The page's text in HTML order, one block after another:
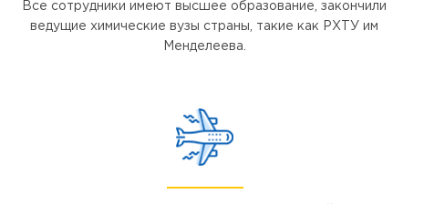
Все сотрудники имеют высшее образование, закончили
ведущие химические вузы страны, такие как РХТУ им
Менделеева.